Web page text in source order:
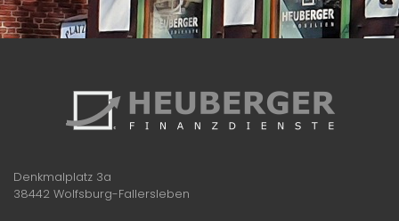
Denkmalplatz 3a
38442 Wolfsburg-Fallersleben